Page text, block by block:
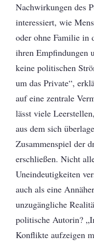
Nachwirkungen des
interessiert, wie
oder ohne Familie in
ihren Empfindungen
keine politischen
um das Private“,
auf eine zentrale
lässt viele
aus dem sich
Zusammenspiel der
erschließen. Nicht
Uneindeutigkeiten
auch als eine
unzugängliche
politische Autorin?
Konflikte aufzeigen